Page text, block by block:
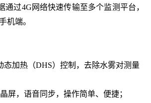
通过4G网络快速传输至多个监测平台，
机端。
态加热（DHS）控制，去除水雾对测量
屏，语音同步，操作简单、便捷；